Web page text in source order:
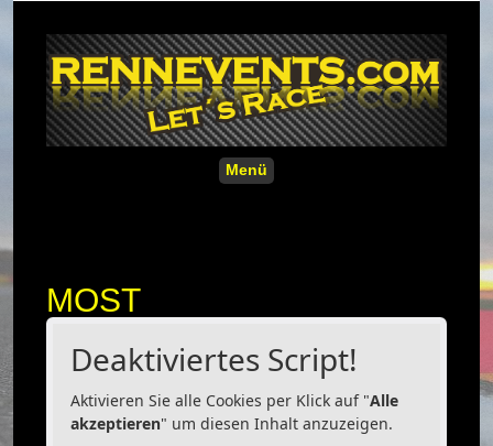
Menü
MOST
Deaktiviertes Script!
Aktivieren Sie alle Cookies per Klick auf "Alle
akzeptieren" um diesen Inhalt anzuzeigen.